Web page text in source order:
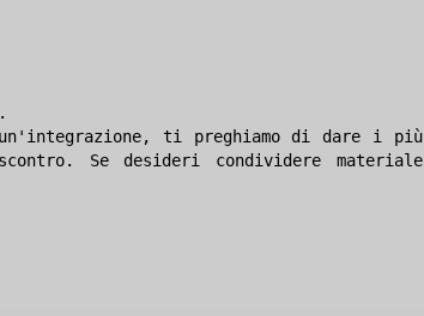
ti preghiamo di dare i più
Se desideri condividere materiale